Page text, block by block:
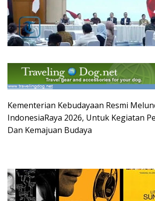
Kementerian Kebudayaan Resmi
IndonesiaRaya 2026, Untuk Kegiatan
Dan Kemajuan Budaya